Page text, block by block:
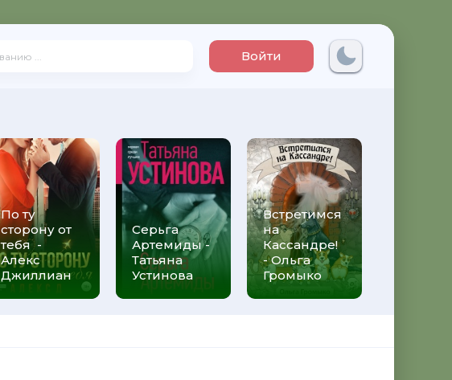
Войти
По ту
сторону от
тебя -
Алекс
Джиллиан
Серьга
Артемиды -
Татьяна
Устинова
Встретимся
на
Кассандре!
- Ольга
Громыко